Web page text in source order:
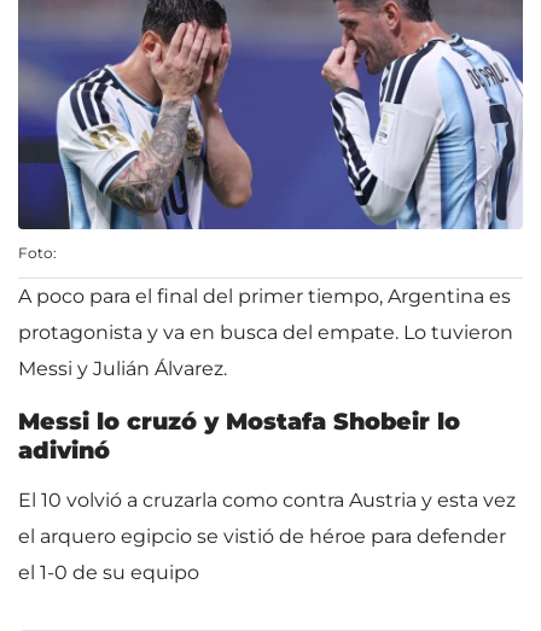
Foto:
A poco para el final del primer tiempo, Argentina es
protagonista y va en busca del empate. Lo tuvieron
Messi y Julián Álvarez.
Messi lo cruzó y Mostafa Shobeir lo
adivinó
El 10 volvió a cruzarla como contra Austria y esta vez
el arquero egipcio se vistió de héroe para defender
el 1-0 de su equipo